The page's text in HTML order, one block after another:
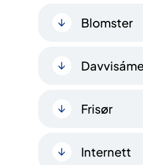
Blomster
Frisør
Internett